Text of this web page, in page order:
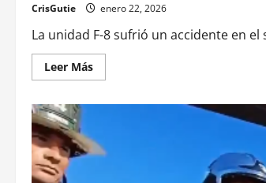
CrisGutie enero 22, 2026
La unidad F-8 sufrió un accidente en
Leer Más